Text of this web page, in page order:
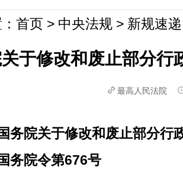
首页 > 中央法规 > 新规速递
于修改和废止部分行
最高人民法院
务院关于修改和废止部分行
务院令第676号